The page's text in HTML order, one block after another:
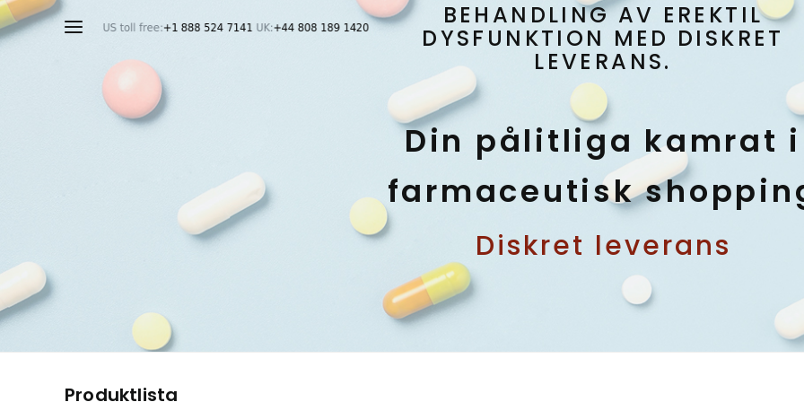
BEHANDLING AV EREKTIL
DYSFUNKTION MED DISKRET
LEVERANS.
Din pålitliga kamrat i
farmaceutisk
Diskret leverans
Produktlista